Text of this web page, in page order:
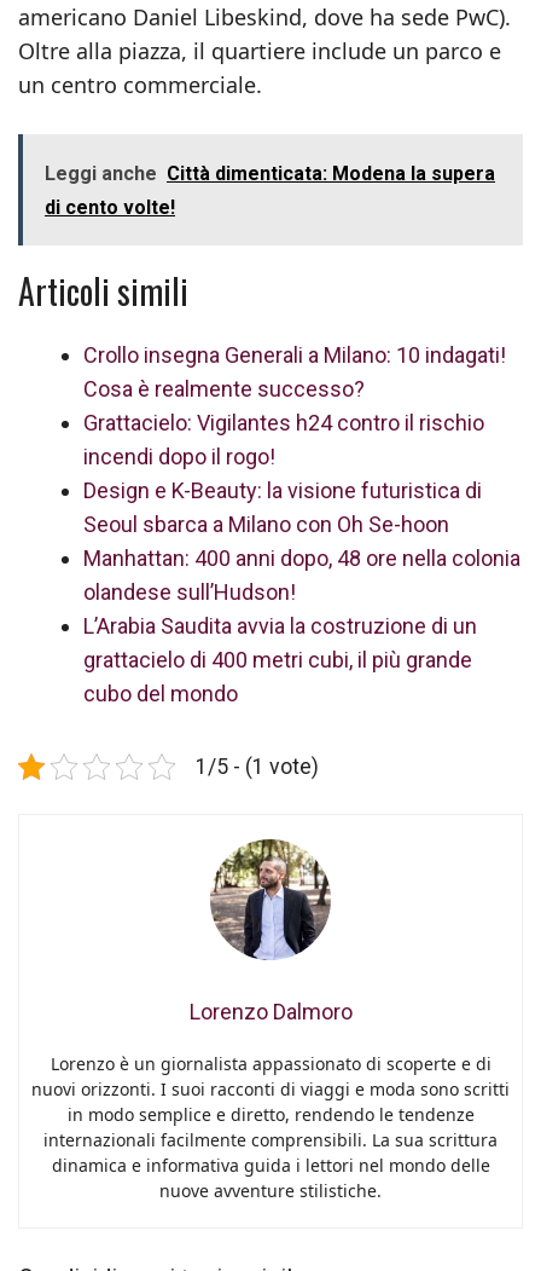
americano Daniel Libeskind, dove ha sede PwC).
Oltre alla piazza, il quartiere include un parco e
un centro commerciale.
Leggi anche Città dimenticata: Modena la supera
di cento volte!
Articoli simili
Crollo insegna Generali a Milano: 10 indagati!
Cosa è realmente successo?
Grattacielo: Vigilantes h24 contro il rischio
incendi dopo il rogo!
Design e K-Beauty: la visione futuristica di
Seoul sbarca a Milano con Oh Se-hoon
Manhattan: 400 anni dopo, 48 ore nella colonia
olandese sull’Hudson!
L’Arabia Saudita avvia la costruzione di un
grattacielo di 400 metri cubi, il più grande
cubo del mondo
1/5 - (1 vote)
Lorenzo Dalmoro
Lorenzo è un giornalista appassionato di scoperte e di
nuovi orizzonti. I suoi racconti di viaggi e moda sono scritti
in modo semplice e diretto, rendendo le tendenze
internazionali facilmente comprensibili. La sua scrittura
dinamica e informativa guida i lettori nel mondo delle
nuove avventure stilistiche.